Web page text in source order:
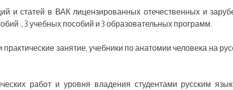
и статей в ВАК лицензированных отечественных и
., 3 учебных пособий и 3 образовательных программ.
занятие, учебники по анатомии человека на
работ и уровня владения студентами русским